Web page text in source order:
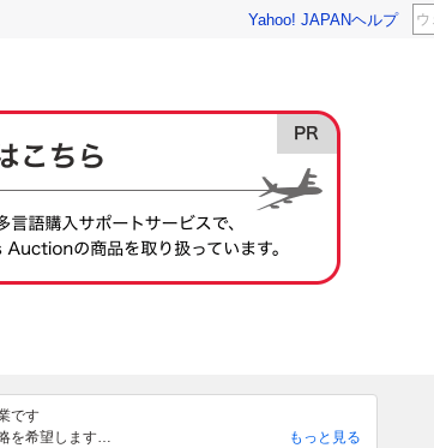
Yahoo! JAPANヘルプ
です
を希望します
もっと見る